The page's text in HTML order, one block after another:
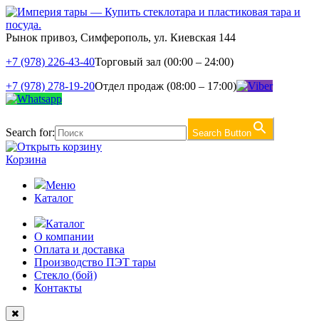
Рынок привоз, Симферополь, ул. Киевская 144
+7 (978) 226-43-40Торговый зал (00:00 – 24:00)
+7 (978) 278-19-20Отдел продаж (08:00 – 17:00)
Search for: Search Button
Корзина
Меню
Каталог
Каталог
О компании
Оплата и доставка
Производство ПЭТ тары
Стекло (бой)
Контакты